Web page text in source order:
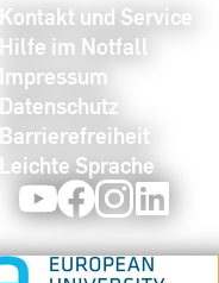
Kontakt und Service
Hilfe im Notfall
Impressum
Datenschutz
Barrierefreiheit
Leichte Sprache
YoutubeFacebookInstagram